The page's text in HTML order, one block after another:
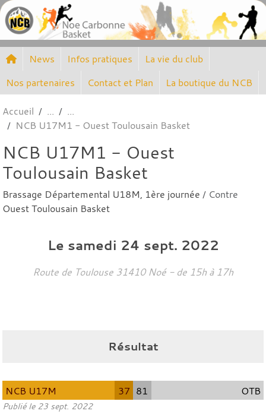
News Infos pratiques
La vie du club
Nos partenaires
Contact et Plan La boutique du NCB
Accueil
NCB U17M1 - Ouest Toulousain Basket
NCB U17M1 - Ouest
Toulousain Basket
Brassage Départemental U18M, 1ère journée / Contre
Ouest Toulousain Basket
Le samedi 24 sept. 2022
Route de Toulouse 31410 Noé - de 15h à 17h
Résultat
NCB U17M 37 81 OTB
Publié le 23 sept. 2022
Panneau de gestion des cookies